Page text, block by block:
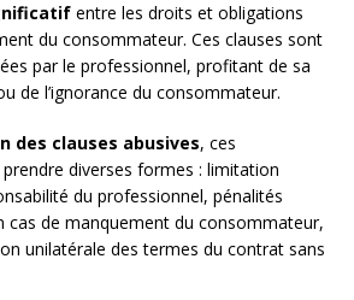
entre les droits et obligations
du consommateur. Ces clauses sont
par le professionnel, profitant de sa
de l’ignorance du consommateur.
des clauses abusives, ces
diverses formes : limitation
du professionnel, pénalités
cas de manquement du consommateur,
unilatérale des termes du contrat sans